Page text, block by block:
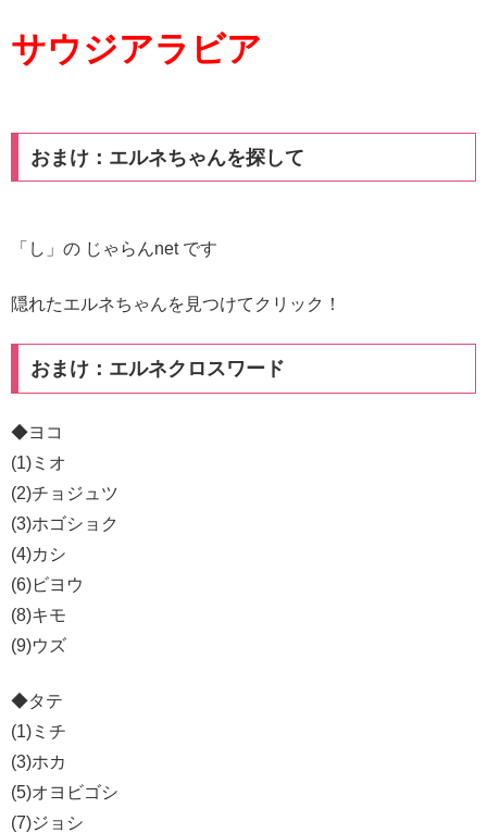
サウジアラビア
おまけ：エルネちゃんを探して
「し」の じゃらんnet です
隠れたエルネちゃんを見つけてクリック！
おまけ：エルネクロスワード
◆ヨコ
(1)ミオ
(2)チョジュツ
(3)ホゴショク
(4)カシ
(6)ビヨウ
(8)キモ
(9)ウズ
◆タテ
(1)ミチ
(3)ホカ
(5)オヨビゴシ
(7)ジョシ